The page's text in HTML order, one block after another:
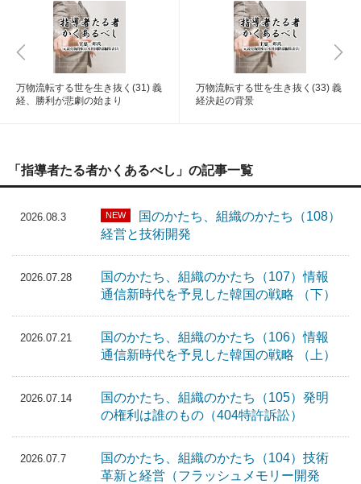
万物流転する世を生き抜く(31) 義
経、勝利が悲劇の始まり
万物流転する世を生き抜く(33) 義
経決起の背景
「指導者たる者かくあるべし」の記事一覧
2026.08.3 NEW
国のかたち、組織のかたち（108）
経営と技術開発
2026.07.28
国のかたち、組織のかたち（107）情報
通信新時代を予見した韓国の戦略 （下）
2026.07.21
国のかたち、組織のかたち（106）情報
通信新時代を予見した韓国の戦略 （上）
2026.07.14
国のかたち、組織のかたち（105）発明
の権利は誰のもの（404特許訴訟）
2026.07.7
国のかたち、組織のかたち（104）技術
革新と経営（フラッシュメモリー開発